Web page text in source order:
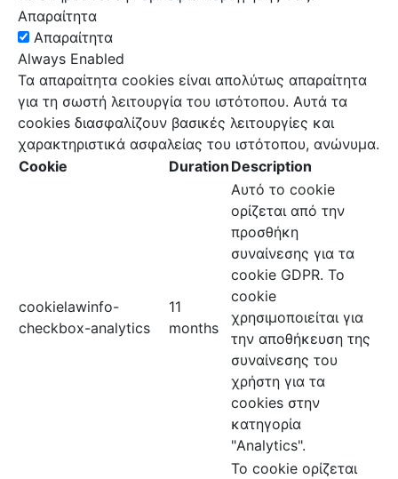
Απαραίτητα
Απαραίτητα
Always Enabled
Τα απαραίτητα cookies είναι απολύτως απαραίτητα
για τη σωστή λειτουργία του ιστότοπου. Αυτά τα
cookies διασφαλίζουν βασικές λειτουργίες και
χαρακτηριστικά ασφαλείας του ιστότοπου, ανώνυμα.
Cookie
Duration Description
cookielawinfo-
checkbox-analytics
11
months
Αυτό το cookie
ορίζεται από την
προσθήκη
συναίνεσης για τα
cookie GDPR. Το
cookie
χρησιμοποιείται για
την αποθήκευση της
συναίνεσης του
χρήστη για τα
cookies στην
κατηγορία
"Analytics".
Το cookie ορίζεται